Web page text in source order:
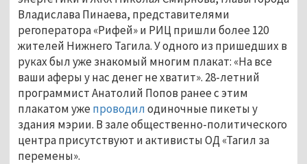
Владислава Пинаева, представителями
регоператора «Рифей» и РИЦ пришли более 120
жителей Нижнего Тагила. У одного из пришедших в
руках был уже знакомый многим плакат: «На все
ваши аферы у нас денег не хватит». 28-летний
программист Анатолий Попов ранее с этим
плакатом уже проводилодиночные пикеты у
здания мэрии. В зале общественно-политического
центра присутствуют и активисты ОД «Тагил за
перемены».